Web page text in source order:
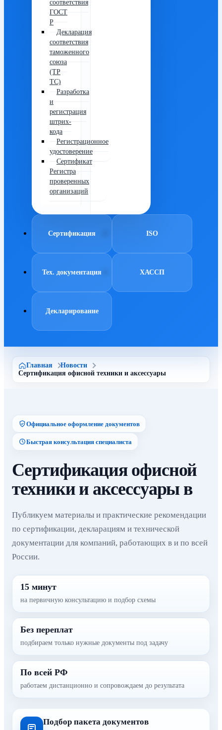
соответствия
ГОСТ
Р
Декларация
соответствия
таможенного
союза
(ТР
ТС)
Разработка
и
регистрация
штрих-
кода
Регистрационное
удостоверение
Сертификат
Регистра
проверенных
организаций
Сертификация ISO
Тех. документация ХАССП
Декларирование
Главная
Новости
Сертификация офисной техники и аксессуары
Официальное оформление документов
Быстрая консультация специалиста
Сертификация офисной
техники и аксессуары в
Публикуем материалы и практические рекомендации
по сертификации, декларациям и технической
документации для компаний, работающих в и по всей
России.
15 минут
на первичную консультацию и подбор схемы
Без переплат
подбираем только нужные документы под задачу
По всей РФ
работаем дистанционно и сопровождаем до результата
Подбор пакета документов